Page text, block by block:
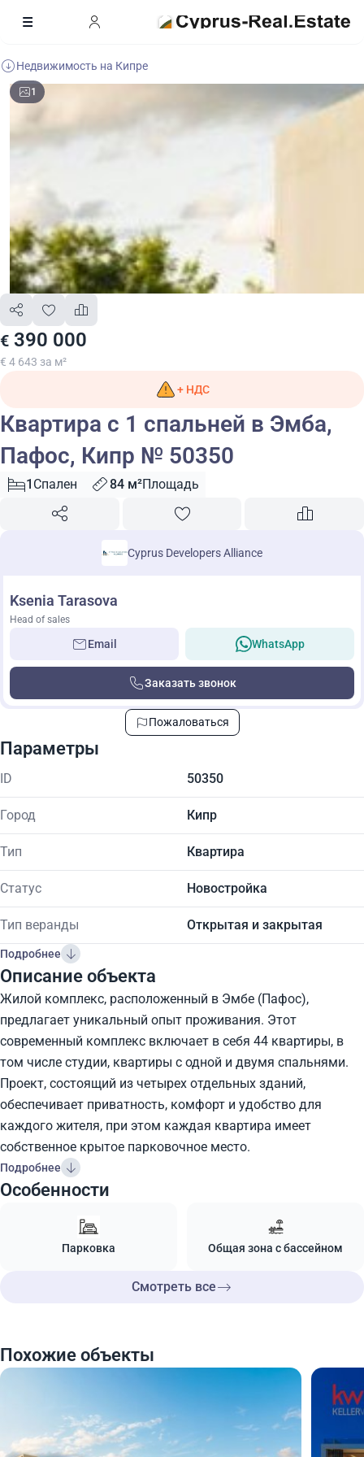
Недвижимость на Кипре
1
€ 390 000
€ 4 643 за м²
+ НДС
Квартира с 1 спальней в Эмба,
Пафос, Кипр № 50350
1 Спален 84 м²Площадь
Cyprus Developers Alliance
Ksenia Tarasova
Head of sales
Email WhatsApp
Заказать звонок
Пожаловаться
Параметры
ID 50350
Город Кипр
Тип Квартира
Статус Новостройка
Тип веранды Открытая и закрытая
Подробнее
Описание объекта
Жилой комплекс, расположенный в Эмбе (Пафос),
предлагает уникальный опыт проживания. Этот
современный комплекс включает в себя 44 квартиры, в
том числе студии, квартиры с одной и двумя спальнями.
Проект, состоящий из четырех отдельных зданий,
обеспечивает приватность, комфорт и удобство для
каждого жителя, при этом каждая квартира имеет
собственное крытое парковочное место.
Подробнее
Особенности
Парковка Общая зона с бассейном
Смотреть все
Похожие объекты